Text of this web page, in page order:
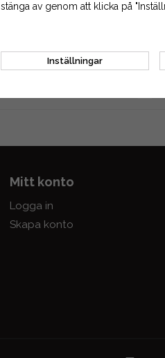
Kuggrem 390H-175
894 kr
Mitt konto
Logga in
Skapa konto
stänga av genom att klicka på
Inställningar